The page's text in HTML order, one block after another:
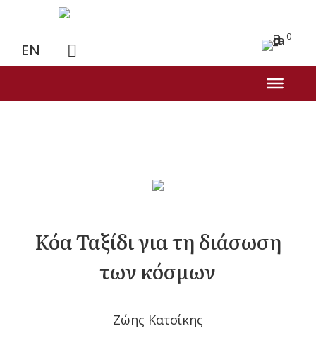
0
EN
Κόα Ταξίδι για τη διάσωση
των κόσμων
Ζώης Κατσίκης